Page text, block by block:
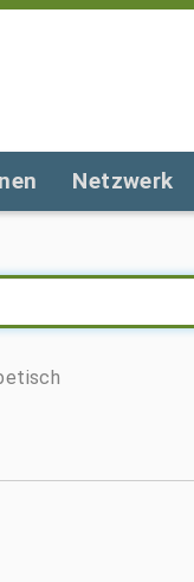
Netzwerk